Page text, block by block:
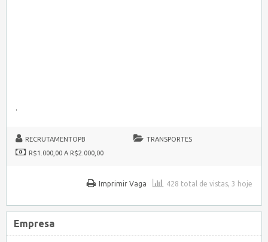
.
RECRUTAMENTOPB
TRANSPORTES
R$1.000,00 A R$2.000,00
428 total de vistas, 3 hoje
Imprimir Vaga
Empresa